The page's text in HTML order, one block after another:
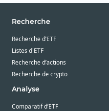
Recherche
Recherche d’ETF
Listes d'ETF
Recherche d’actions
Recherche de crypto
Analyse
Comparatif d’ETF